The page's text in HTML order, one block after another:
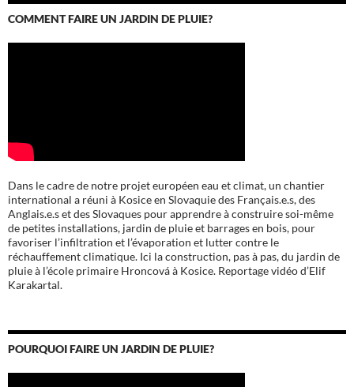
COMMENT FAIRE UN JARDIN DE PLUIE?
Dans le cadre de notre projet européen eau et climat, un chantier
international a réuni à Kosice en Slovaquie des Français.e.s, des
Anglais.e.s et des Slovaques pour apprendre à construire soi-même
de petites installations, jardin de pluie et barrages en bois, pour
favoriser l’infiltration et l’évaporation et lutter contre le
réchauffement climatique. Ici la construction, pas à pas, du jardin de
pluie à l’école primaire Hroncová à Kosice. Reportage vidéo d’Elif
Karakartal.
POURQUOI FAIRE UN JARDIN DE PLUIE?